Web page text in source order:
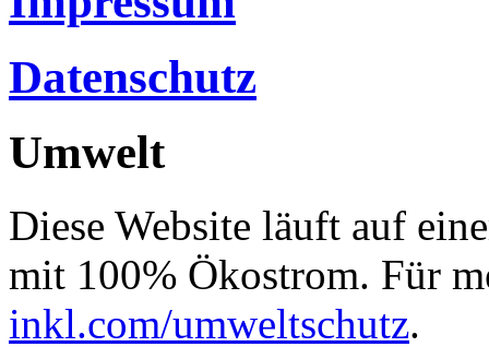
Datenschutz
Umwelt
Diese Website läuft auf
mit 100% Ökostrom. Für
inkl.com/umweltschutz.